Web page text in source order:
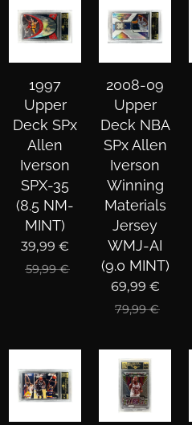
1997
Upper
Deck SPx
Allen
Iverson
SPX-35
(8.5 NM-
MINT)
39,99 €
59,99€
2008-09
Upper
Deck NBA
SPx Allen
Iverson
Winning
Materials
Jersey
WMJ-AI
(9.0 MINT)
69,99 €
79,99€